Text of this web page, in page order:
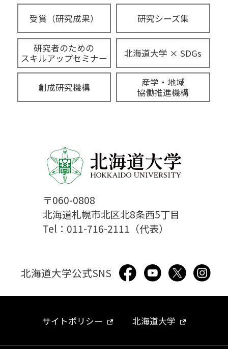
受賞（研究成果） 研究シーズ集
研究者のための
スキルアップセミナー
北海道大学 × SDGs
創成研究機構
産学・地域
協働推進機構
〒060-0808
北海道札幌市北区北8条西5丁目
Tel：011-716-2111（代表）
北海道大学公式SNS
サイトポリシー 北海道大学